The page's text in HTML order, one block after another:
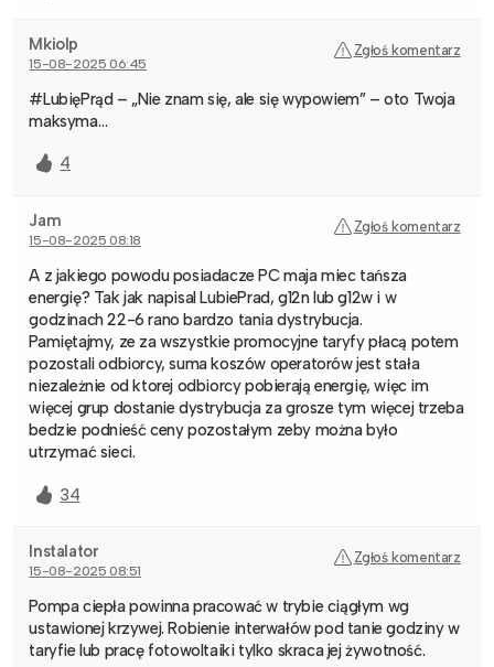
Mkiolp
15-08-2025 06:45
Zgłoś komentarz
#LubięPrąd – „Nie znam się, ale się wypowiem” – oto Twoja
maksyma…
4
Jam
15-08-2025 08:18
Zgłoś komentarz
A z jakiego powodu posiadacze PC maja miec tańsza
energię? Tak jak napisal LubiePrad, g12n lub g12w i w
godzinach 22-6 rano bardzo tania dystrybucja.
Pamiętajmy, ze za wszystkie promocyjne taryfy płacą potem
pozostali odbiorcy, suma koszów operatorów jest stała
niezależnie od ktorej odbiorcy pobierają energię, więc im
więcej grup dostanie dystrybucja za grosze tym więcej trzeba
bedzie podnieść ceny pozostałym zeby można było
utrzymać sieci.
34
Instalator
15-08-2025 08:51
Zgłoś komentarz
Pompa ciepła powinna pracować w trybie ciągłym wg
ustawionej krzywej. Robienie interwałów pod tanie godziny w
taryfie lub pracę fotowoltaiki tylko skraca jej żywotność.